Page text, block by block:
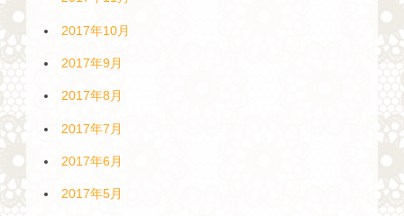
2017年10月
2017年9月
2017年8月
2017年7月
2017年6月
2017年5月